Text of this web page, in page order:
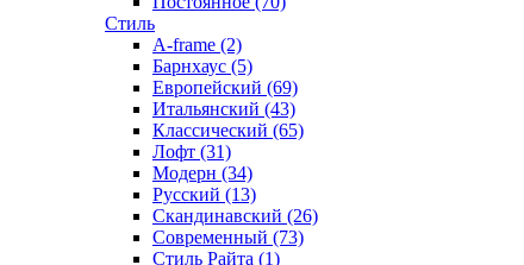
Стиль
A-frame (2)
Барнхаус (5)
Европейский (69)
Итальянский (43)
Классический (65)
Лофт (31)
Модерн (34)
Русский (13)
Скандинавский (26)
Современный (73)
Стиль Райта (1)